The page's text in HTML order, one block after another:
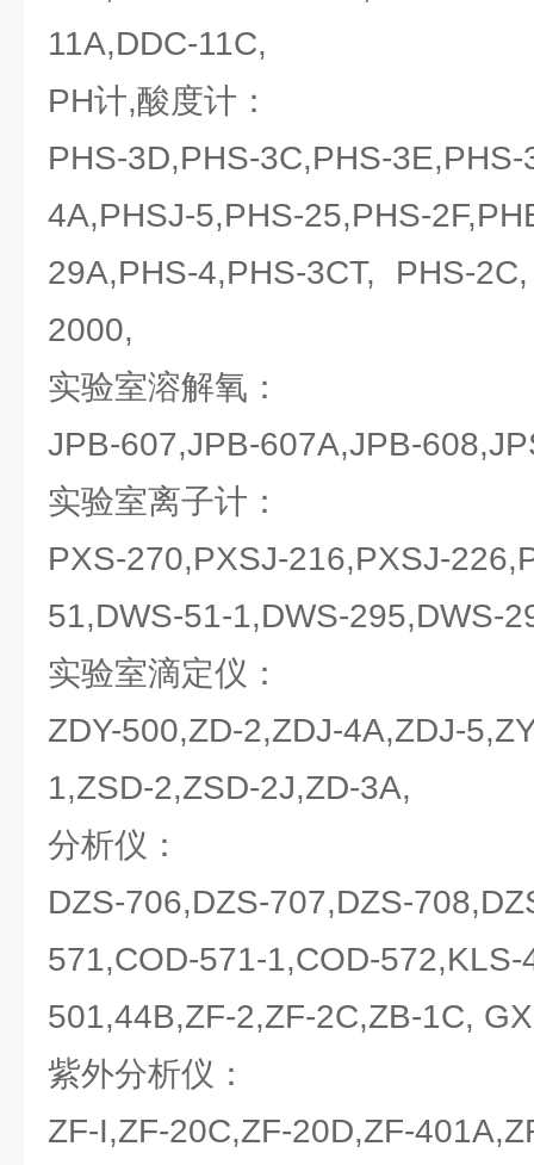
11A,DDC-11C,
PH计,酸度计：
PHS-3D,PHS-3C,PHS-
4A,PHSJ-5,PHS-25,PHS-
29A,PHS-4,PHS-3CT, PHS-
2000,
实验室溶解氧：
JPB-607,JPB-607A,JPB-
实验室离子计：
PXS-270,PXSJ-216,PXSJ-
51,DWS-51-1,DWS-295,DWS-
实验室滴定仪：
ZDY-500,ZD-2,ZDJ-4A,ZDJ-
1,ZSD-2,ZSD-2J,ZD-3A,
分析仪：
DZS-706,DZS-707,DZS-
571,COD-571-1,COD-572,KLS-
501,44B,ZF-2,ZF-2C,ZB-1C,
紫外分析仪：
ZF-I,ZF-20C,ZF-20D,ZF-